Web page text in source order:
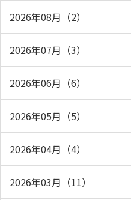
2026年08月（2）
2026年07月（3）
2026年06月（6）
2026年05月（5）
2026年04月（4）
2026年03月（11）